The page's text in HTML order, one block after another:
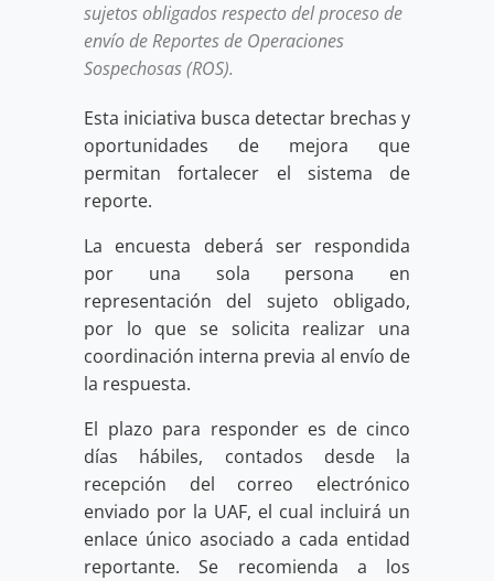
sujetos obligados respecto del proceso de
envío de Reportes de Operaciones
Sospechosas (ROS).
Esta iniciativa busca detectar brechas y
oportunidades de mejora que
permitan fortalecer el sistema de
reporte.
La encuesta deberá ser respondida
por una sola persona en
representación del sujeto obligado,
por lo que se solicita realizar una
coordinación interna previa al envío de
la respuesta.
El plazo para responder es de cinco
días hábiles, contados desde la
recepción del correo electrónico
enviado por la UAF, el cual incluirá un
enlace único asociado a cada entidad
reportante. Se recomienda a los